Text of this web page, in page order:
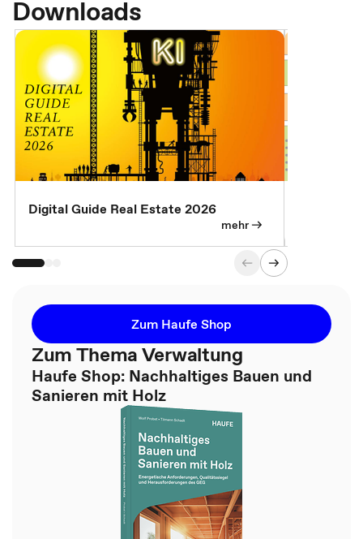
Downloads
Digital Guide Real Estate 2026
mehr
Zum Haufe Shop
Zum Thema Verwaltung
Haufe Shop: Nachhaltiges Bauen und
Sanieren mit Holz